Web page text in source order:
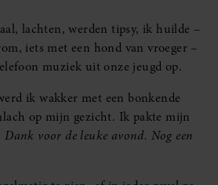
lachten, werden tipsy, ik huilde –
iets met een hond van vroeger –
muziek uit onze jeugd op.
ik wakker met een bonkende
op mijn gezicht. Ik pakte mijn
Dank voor de leuke avond. Nog een